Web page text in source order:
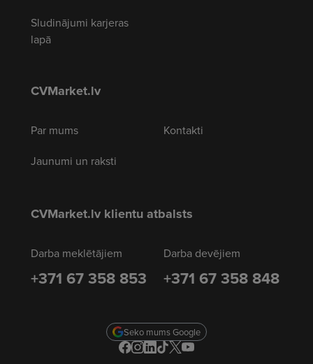
Sludinājumi karjeras
lapā
CVMarket.lv
Par mums
Jaunumi un raksti
Kontakti
CVMarket.lv klientu atbalsts
Darba meklētājiem
+371 67 358 853
Darba devējiem
+371 67 358 848
Seko mums Google